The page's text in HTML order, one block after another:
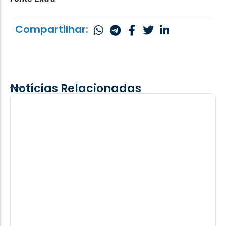
Compartilhar:
Notícias Relacionadas